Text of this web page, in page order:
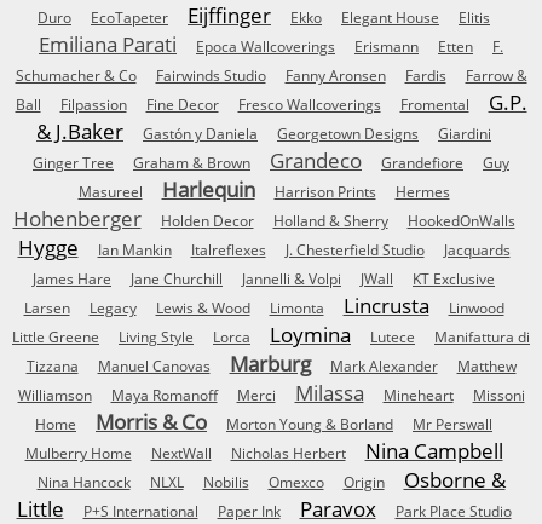
Duro
EcoTapeter Eijffinger Ekko Elegant House Elitis
Emiliana Parati Epoca Wallcoverings Erismann Etten
F.
Schumacher & Co
Fairwinds Studio Fanny Aronsen Fardis
Farrow &
Ball
Filpassion Fine Decor Fresco Wallcoverings Fromental
G.P.
& J.Baker
Gastón y Daniela Georgetown Designs
Giardini
Ginger Tree
Graham & Brown Grandeco Grandefiore
Guy
Masureel
Harlequin Harrison Prints Hermes
Hohenberger Holden Decor Holland & Sherry HookedOnWalls
Hygge Ian Mankin Italreflexes J. Chesterfield Studio
Jacquards
James Hare
Jane Churchill Jannelli & Volpi JWall
KT Exclusive
Larsen
Legacy Lewis & Wood Limonta Lincrusta
Linwood
Little Greene
Living Style Lorca Loymina Lutece
Manifattura di
Tizzana
Manuel Canovas Marburg Mark Alexander
Matthew
Williamson
Maya Romanoff Merci Milassa Mineheart
Missoni
Home
Morris & Co Morton Young & Borland
Mr Perswall
Mulberry Home
NextWall Nicholas Herbert Nina Campbell
Nina Hancock NLXL Nobilis Omexco Origin
Osborne &
Little
P+S International Paper Ink Paravox
Park Place Studio